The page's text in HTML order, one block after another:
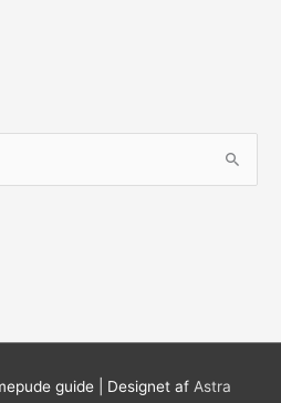
guide | Designet af Astra